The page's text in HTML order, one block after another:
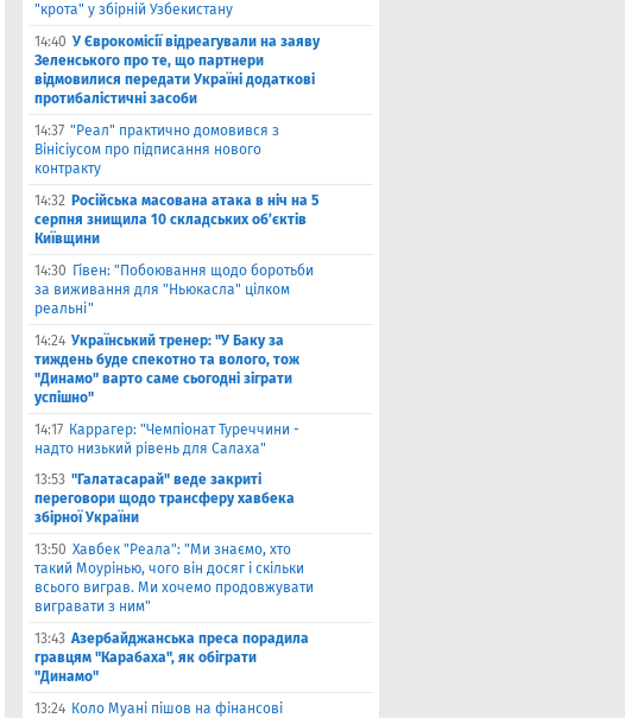
"крота" у збірній Узбекистану
14:40 У Єврокомісії відреагували на заяву
Зеленського про те, що партнери
відмовилися передати Україні додаткові
протибалістичні засоби
14:37 "Реал" практично домовився з
Вінісіусом про підписання нового
контракту
14:32 Російська масована атака в ніч на 5
серпня знищила 10 складських об’єктів
Київщини
14:30 Гівен: "Побоювання щодо боротьби
за виживання для "Ньюкасла" цілком
реальні"
14:24 Український тренер: "У Баку за
тиждень буде спекотно та волого, тож
"Динамо" варто саме сьогодні зіграти
успішно"
14:17 Каррагер: "Чемпіонат Туреччини -
надто низький рівень для Салаха"
13:53 "Галатасарай" веде закриті
переговори щодо трансферу хавбека
збірної України
13:50 Хавбек "Реала": "Ми знаємо, хто
такий Моурінью, чого він досяг і скільки
всього виграв. Ми хочемо продовжувати
вигравати з ним"
13:43 Азербайджанська преса порадила
гравцям "Карабаха", як обіграти
"Динамо"
13:24 Коло Муані пішов на фінансові